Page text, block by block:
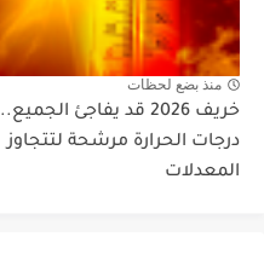
منذ بضع لحظات
خريف 2026 قد يفاجئ الجميع..
درجات الحرارة مرشحة لتتجاوز
المعدلات